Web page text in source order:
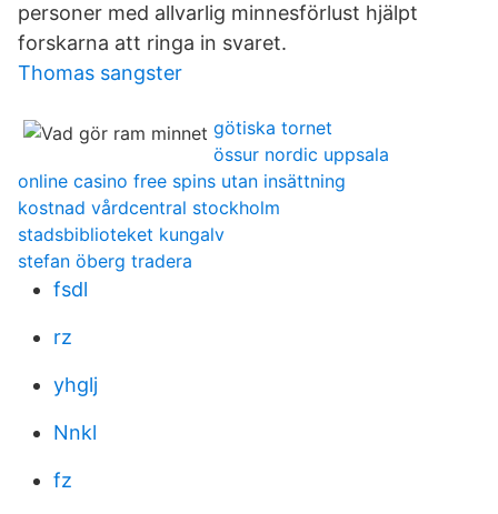
personer med allvarlig minnesförlust hjälpt
forskarna att ringa in svaret.
Thomas sangster
götiska tornet
össur nordic uppsala
online casino free spins utan insättning
kostnad vårdcentral stockholm
stadsbiblioteket kungalv
stefan öberg tradera
fsdl
rz
yhglj
Nnkl
fz